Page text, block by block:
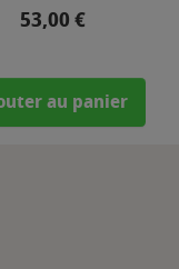
Prix
53,00 €
au panier